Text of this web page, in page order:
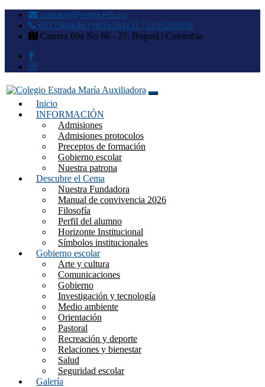
contacto@cema.edu.co
6012504646 | 6016264121 | 3165293958
Carrera 69a No 66 - 27, Bogotá | Colombia
Colegio Estrada María
Auxiliadora
Inicio
INFORMACIÓN
Admisiones
Admisiones protocolos
Preceptos de formación
Gobierno escolar
Nuestra patrona
Descubre el Cema
Nuestra Fundadora
Manual de convivencia 2026
Filosofía
Perfil del alumno
Horizonte Institucional
Símbolos institucionales
Gobierno escolar
Arte y cultura
Comunicaciones
Gobierno
Investigación y tecnología
Medio ambiente
Orientación
Pastoral
Recreación y deporte
Relaciones y bienestar
Salud
Seguridad escolar
Galería